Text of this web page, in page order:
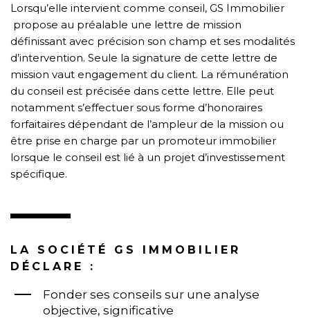
Lorsqu’elle intervient comme conseil, GS Immobilier
propose au préalable une lettre de mission
définissant avec précision son champ et ses modalités
d’intervention. Seule la signature de cette lettre de
mission vaut engagement du client. La rémunération
du conseil est précisée dans cette lettre. Elle peut
notamment s’effectuer sous forme d’honoraires
forfaitaires dépendant de l’ampleur de la mission ou
être prise en charge par un promoteur immobilier
lorsque le conseil est lié à un projet d’investissement
spécifique.
LA SOCIÉTÉ GS IMMOBILIER
DÉCLARE :
Fonder ses conseils sur une analyse
objective, significative